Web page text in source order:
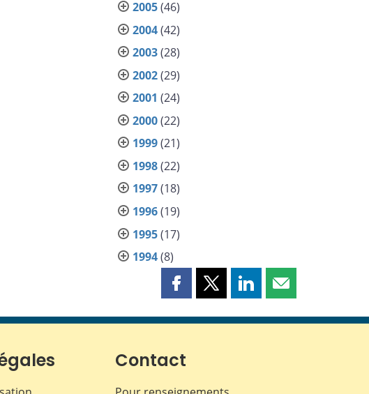
2005(46)
2004(42)
2003(28)
2002(29)
2001 (24)
2000(22)
1999(21)
1998(22)
1997(18)
1996(19)
1995(17)
1994(8)
Partager
page
Facebook
Partager
page
Partager
page
Partager
page
Contact